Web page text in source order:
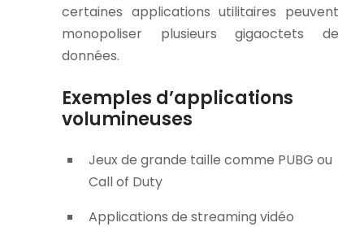
certaines applications utilitaires peuvent
monopoliser plusieurs gigaoctets de
données.
Exemples d’applications
volumineuses
Jeux de grande taille comme PUBG ou
Call of Duty
Applications de streaming vidéo